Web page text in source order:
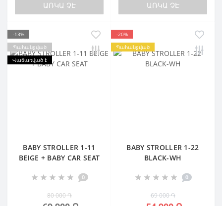
ԱՌԿԱ ՉԷ ԱՌԿԱ ՉԷ
-13%
Պահանջված
Վաճառված է
BABY STROLLER 1-11
BEIGE + BABY CAR SEAT
0
80 000 ֏
-20%
Պահանջված
BABY STROLLER 1-22
BLACK-WH
0
69 000 ֏